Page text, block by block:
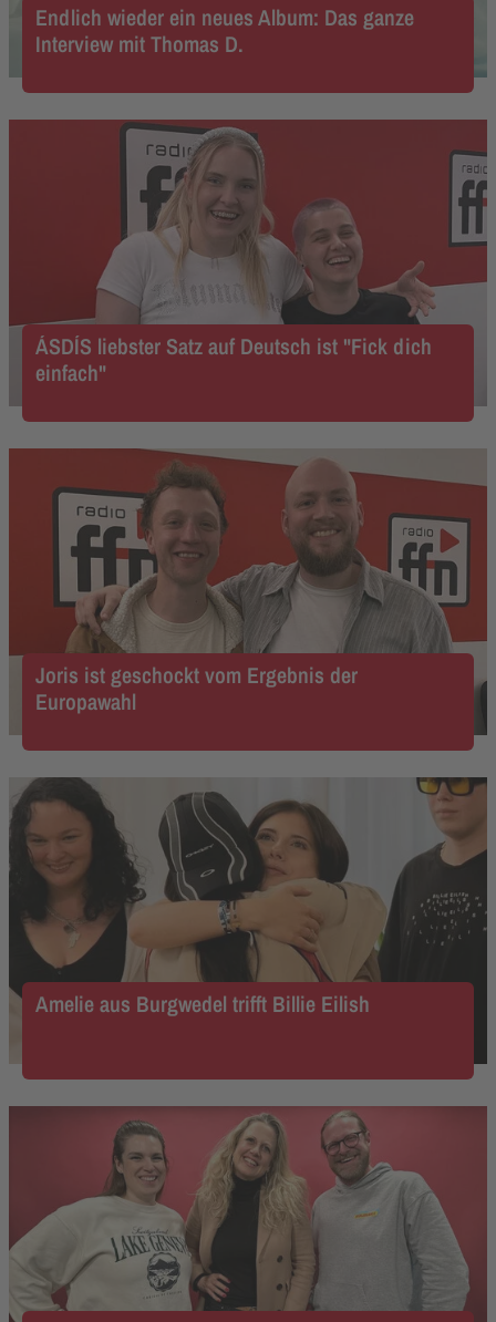
Endlich wieder ein neues Album: Das ganze
Interview mit Thomas D.
ÁSDÍS liebster Satz auf Deutsch ist "Fick dich
einfach"
Joris ist geschockt vom Ergebnis der
Europawahl
Amelie aus Burgwedel trifft Billie Eilish